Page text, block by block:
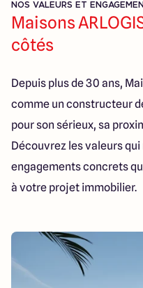
Qui sommes-
Maisons ARLOGIS
49 Rue Saint Nicolas
49400 saumur
NOS VALEURS ET
Maisons
côtés
Depuis plus de 30 ans,
comme un constructeur
pour son sérieux, sa
Découvrez les valeurs
engagements concrets
à votre projet immobilier.